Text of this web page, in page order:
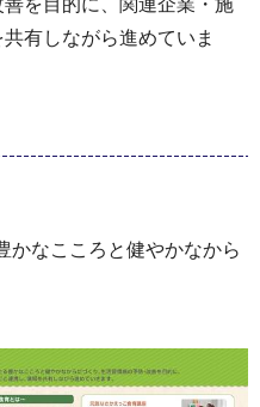
有しながら進めていま
かなこころと健やかなから